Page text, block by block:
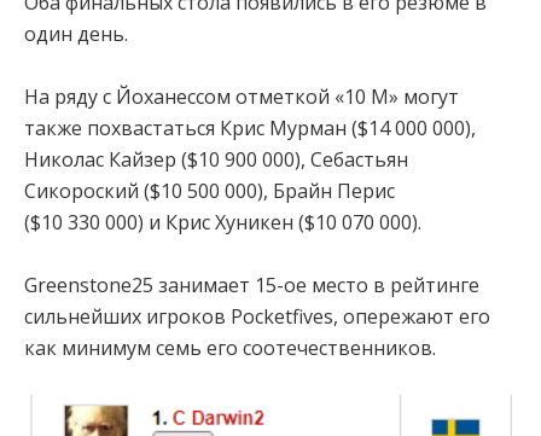
один день.
На ряду с Йоханессом отметкой «10 М» могут
также похвастаться Крис Мурман ($14 000 000),
Николас Кайзер ($10 900 000), Себастьян
Сикороский ($10 500 000), Брайн Перис
($10 330 000) и Крис Хуникен ($10 070 000).
Greenstone25 занимает 15-ое место в рейтинге
сильнейших игроков Pocketfives, опережают его
как минимум семь его соотечественников.